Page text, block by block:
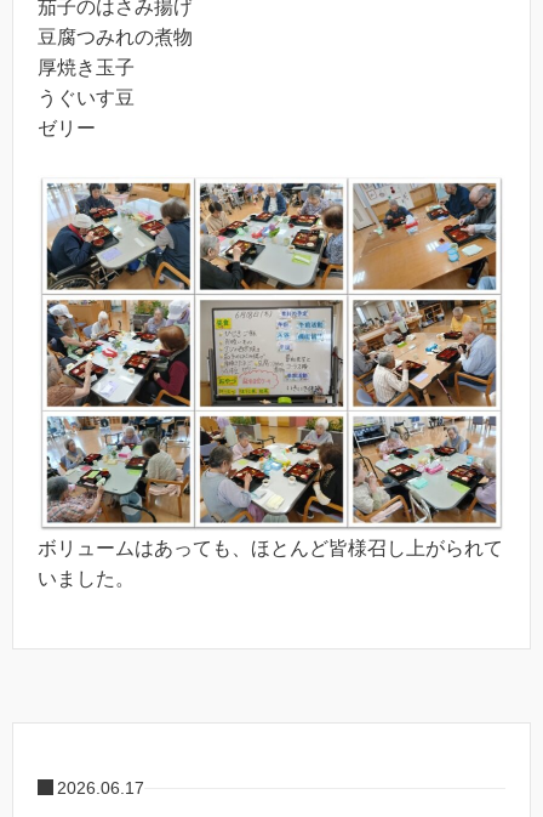
茄子のはさみ揚げ
豆腐つみれの煮物
厚焼き玉子
うぐいす豆
ゼリー
ボリュームはあっても、ほとんど皆様召し上がられて
いました。
2026.06.17